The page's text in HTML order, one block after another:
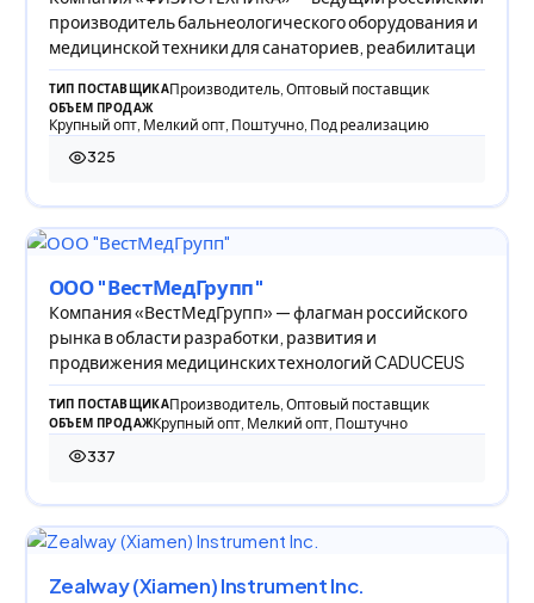
производитель бальнеологического оборудования и
медицинской техники для санаториев, реабилитаци
ТИП ПОСТАВЩИКАПроизводитель, Оптовый поставщик
ОБЪЕМ ПРОДАЖ
Крупный опт, Мелкий опт, Поштучно, Под реализацию
325
325 просмотров
ООО "ВестМедГрупп"
Компания «ВестМедГрупп» — флагман российского
рынка в области разработки, развития и
продвижения медицинских технологий CADUCEUS
ТИП ПОСТАВЩИКАПроизводитель, Оптовый поставщик
ОБЪЕМ ПРОДАЖКрупный опт, Мелкий опт, Поштучно
337
337 просмотров
Zealway (Xiamen) Instrument Inc.